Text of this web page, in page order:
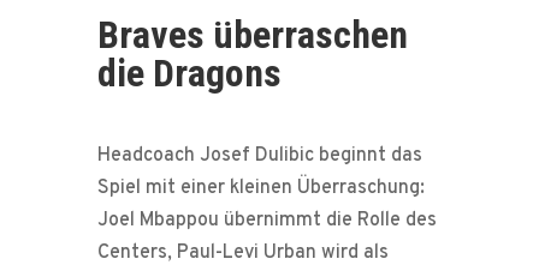
Braves überraschen
die Dragons
Headcoach Josef Dulibic beginnt das
Spiel mit einer kleinen Überraschung:
Joel Mbappou übernimmt die Rolle des
Centers, Paul-Levi Urban wird als